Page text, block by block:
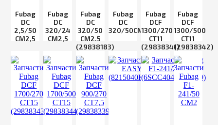
Fubag
DC
2,5/50
CM2,5
Fubag
DC
320/24
CM2,5
Fubag
DC
320/50
СM2.5
(29838183)
Fubag
DC
320/50CM2
Fubag
DCF
1300/270
CT11
(29838341)
Fubag
DCF
1300/500
CT11
(29838342)